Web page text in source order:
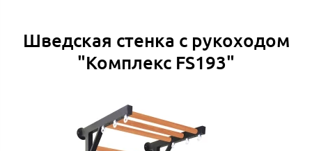
Шведская стенка с рукоходом
"Комплекс FS193"